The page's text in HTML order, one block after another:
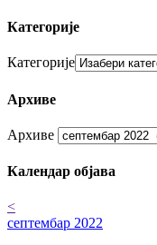
Категорије
Категорије
Архиве
Архиве
Календар објава
<
септембар 2022